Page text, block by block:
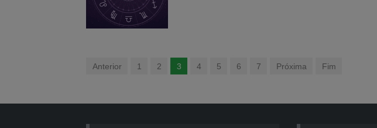
Anterior 1 2 3 4 5 6 7 Próxima Fim